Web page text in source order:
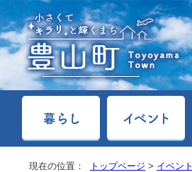
現在の位置： トップページ > イベント